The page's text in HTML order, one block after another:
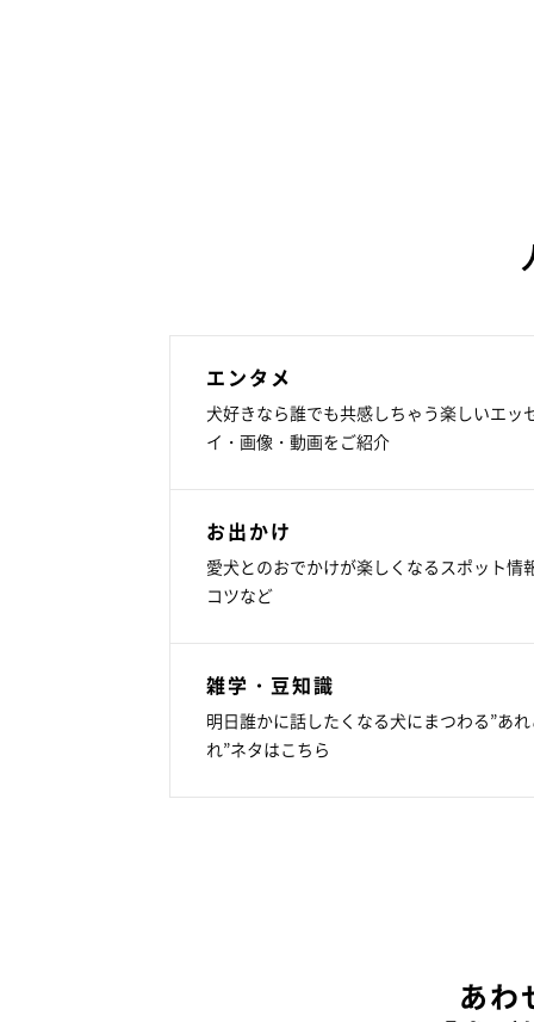
エンタメ
犬好きなら誰でも共感しちゃう楽しいエッ
イ・画像・動画をご紹介
お出かけ
愛犬とのおでかけが楽しくなるスポット情
コツなど
雑学・豆知識
明日誰かに話したくなる犬にまつわる”あ
れ”ネタはこちら
あわ